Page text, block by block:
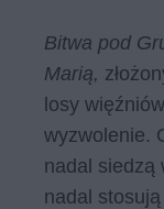
Bitwa pod
Marią,
losy
wyzwolenie.
nadal siedzą
nadal